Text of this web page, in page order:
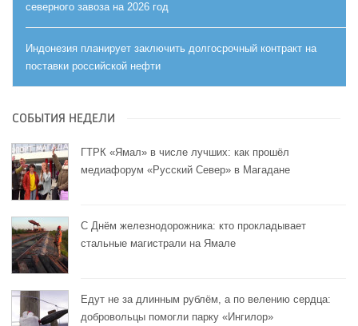
северного завоза на 2026 год
Индонезия планирует заключить долгосрочный контракт на
поставки российской нефти
СОБЫТИЯ НЕДЕЛИ
ГТРК «Ямал» в числе лучших: как прошёл
медиафорум «Русский Север» в Магадане
С Днём железнодорожника: кто прокладывает
стальные магистрали на Ямале
Едут не за длинным рублём, а по велению сердца:
добровольцы помогли парку «Ингилор»